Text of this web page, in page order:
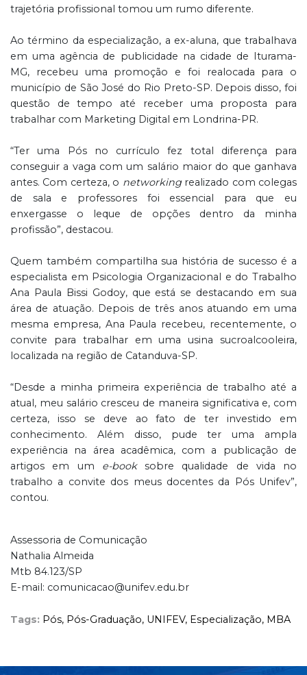
trajetória profissional tomou um rumo diferente.
Ao término da especialização, a ex-aluna, que trabalhava
em uma agência de publicidade na cidade de Iturama-
MG, recebeu uma promoção e foi realocada para o
município de São José do Rio Preto-SP. Depois disso, foi
questão de tempo até receber uma proposta para
trabalhar com Marketing Digital em Londrina-PR.
“Ter uma Pós no currículo fez total diferença para
conseguir a vaga com um salário maior do que ganhava
antes. Com certeza, o networkingrealizado com colegas
de sala e professores foi essencial para que eu
enxergasse o leque de opções dentro da minha
profissão”, destacou.
Quem também compartilha sua história de sucesso é a
especialista em Psicologia Organizacional e do Trabalho
Ana Paula Bissi Godoy, que está se destacando em sua
área de atuação. Depois de três anos atuando em uma
mesma empresa, Ana Paula recebeu, recentemente, o
convite para trabalhar em uma usina sucroalcooleira,
localizada na região de Catanduva-SP.
“Desde a minha primeira experiência de trabalho até a
atual, meu salário cresceu de maneira significativa e, com
certeza, isso se deve ao fato de ter investido em
conhecimento. Além disso, pude ter uma ampla
experiência na área acadêmica, com a publicação de
artigos em um e-book sobre qualidade de vida no
trabalho a convite dos meus docentes da Pós Unifev”,
contou.
Assessoria de Comunicação
Nathalia Almeida
Mtb 84.123/SP
E-mail: comunicacao@unifev.edu.br
Tags: Pós, Pós-Graduação, UNIFEV, Especialização, MBA